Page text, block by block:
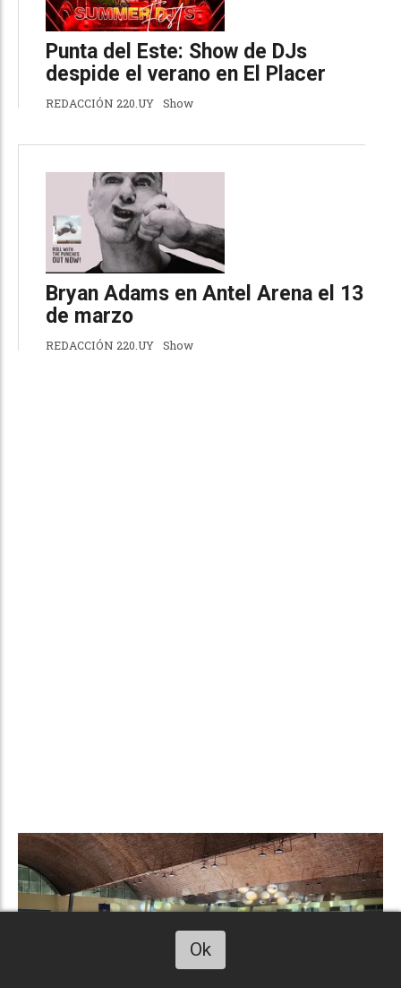
Punta del Este: Show de DJs
despide el verano en El Placer
REDACCIÓN 220.UY Show
Bryan Adams en Antel Arena el 13
de marzo
REDACCIÓN 220.UY Show
Ok
Escucha este art. 220uy